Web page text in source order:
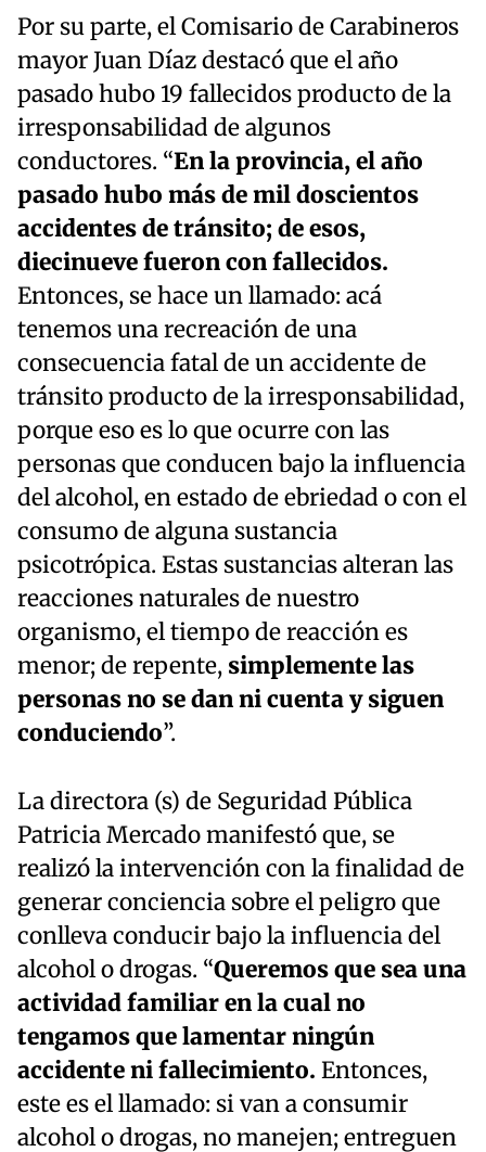
Por su parte, el Comisario de Carabineros
mayor Juan Díaz destacó que el año
pasado hubo 19 fallecidos producto de la
irresponsabilidad de algunos
conductores. “En la provincia, el año
pasado hubo más de mil doscientos
accidentes de tránsito; de esos,
diecinueve fueron con fallecidos.
Entonces, se hace un llamado: acá
tenemos una recreación de una
consecuencia fatal de un accidente de
tránsito producto de la irresponsabilidad,
porque eso es lo que ocurre con las
personas que conducen bajo la influencia
del alcohol, en estado de ebriedad o con el
consumo de alguna sustancia
psicotrópica. Estas sustancias alteran las
reacciones naturales de nuestro
organismo, el tiempo de reacción es
menor; de repente, simplemente las
personas no se dan ni cuenta y siguen
conduciendo”.
La directora (s) de Seguridad Pública
Patricia Mercado manifestó que, se
realizó la intervención con la finalidad de
generar conciencia sobre el peligro que
conlleva conducir bajo la influencia del
alcohol o drogas. “Queremos que sea una
actividad familiar en la cual no
tengamos que lamentar ningún
accidente ni fallecimiento. Entonces,
este es el llamado: si van a consumir
alcohol o drogas, no manejen; entreguen